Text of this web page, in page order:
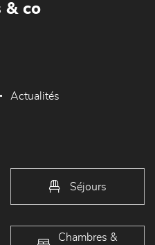
& co
Actualités
Séjours
Chambres &